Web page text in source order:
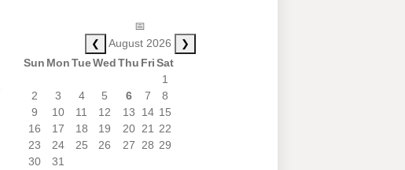
📅
❮ August 2026 ❯
Sun MonTueWedThu FriSat
1
2
3 4 5 6 7
8
9
10 11 12 13 14 15
16
17 18 19 20 21
22
23
24 25 26 27 28 29
30
31